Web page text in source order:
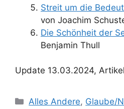
Streit um die
von Joachim
Die Schönheit der
Benjamin Thull
Update 13.03.2024,
Kategorien
Alles Andere, Glaube/